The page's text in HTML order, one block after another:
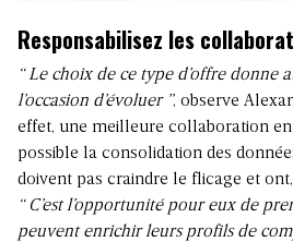
Responsabilisez les
“ Le choix de ce type d’offre donne
l’occasion d’évoluer ”, observe
effet, une meilleure collaboration
possible la consolidation des
doivent pas craindre le flicage et
“ C’est l’opportunité pour eux de
peuvent enrichir leurs profils de